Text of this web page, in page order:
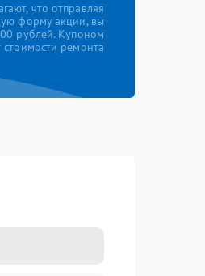
что отправляя
форму акции, вы
рублей. Купоном
ремонта